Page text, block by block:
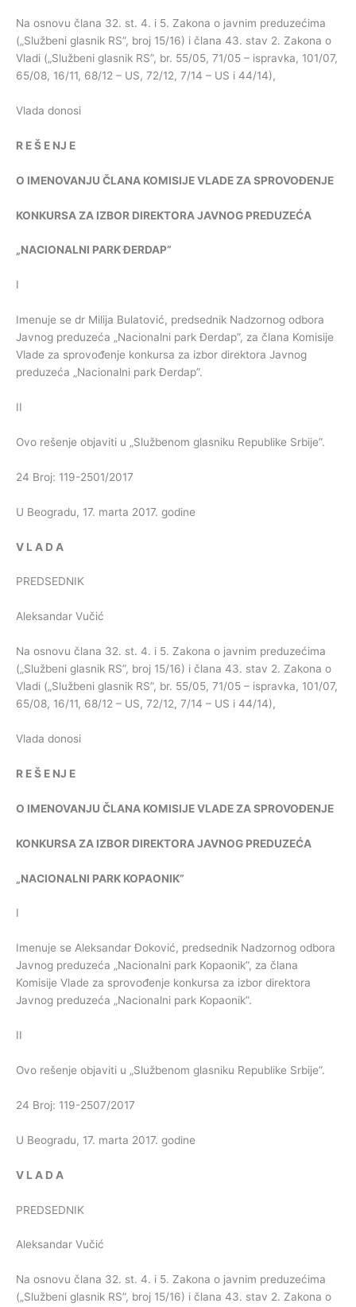
Na osnovu člana 32. st. 4. i 5. Zakona o javnim preduzećima
(„Službeni glasnik RS”, broj 15/16) i člana 43. stav 2. Zakona o
Vladi („Službeni glasnik RS”, br. 55/05, 71/05 – ispravka, 101/07,
65/08, 16/11, 68/12 – US, 72/12, 7/14 – US i 44/14),
Vlada donosi
R EŠ E NJ E
O IMENOVANJU ČLANA KOMISIJEVLADEZASPROVOĐENJE
KONKURSAZA IZBOR DIREKTORAJAVNOG PREDUZEĆA
„NACIONALNI PARKĐERDAP”
I
Imenuje se dr Milija Bulatović, predsednik Nadzornog odbora
Javnog preduzeća „Nacionalni park Đerdap”, za člana Komisije
Vlade za sprovođenje konkursa za izbor direktora Javnog
preduzeća „Nacionalni park Đerdap”.
II
Ovo rešenje objaviti u „Službenom glasniku Republike Srbije”.
24 Broj: 119-2501/2017
U Beogradu, 17. marta 2017. godine
V L A D A
PREDSEDNIK
Aleksandar Vučić
Na osnovu člana 32. st. 4. i 5. Zakona o javnim preduzećima
(„Službeni glasnik RS”, broj 15/16) i člana 43. stav 2. Zakona o
Vladi („Službeni glasnik RS”, br. 55/05, 71/05 – ispravka, 101/07,
65/08, 16/11, 68/12 – US, 72/12, 7/14 – US i 44/14),
Vlada donosi
R EŠ E NJ E
O IMENOVANJU ČLANA KOMISIJEVLADEZASPROVOĐENJE
KONKURSAZA IZBOR DIREKTORAJAVNOG PREDUZEĆA
„NACIONALNI PARK KOPAONIK”
I
Imenuje se Aleksandar Đoković, predsednik Nadzornog odbora
Javnog preduzeća „Nacionalni park Kopaonik”, za člana
Komisije Vlade za sprovođenje konkursa za izbor direktora
Javnog preduzeća „Nacionalni park Kopaonik”.
II
Ovo rešenje objaviti u „Službenom glasniku Republike Srbije”.
24 Broj: 119-2507/2017
U Beogradu, 17. marta 2017. godine
V L A D A
PREDSEDNIK
Aleksandar Vučić
Na osnovu člana 32. st. 4. i 5. Zakona o javnim preduzećima
(„Službeni glasnik RS”, broj 15/16) i člana 43. stav 2. Zakona o